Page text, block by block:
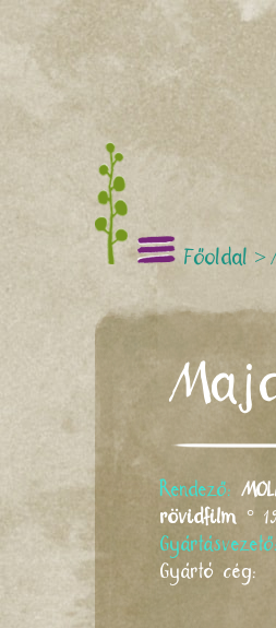
Főoldal >
Rendező:
rövidfilm °
Gyártó cég: